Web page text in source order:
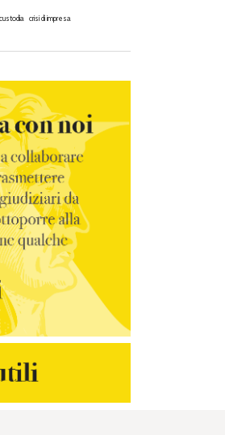
custodia crisi di impresa